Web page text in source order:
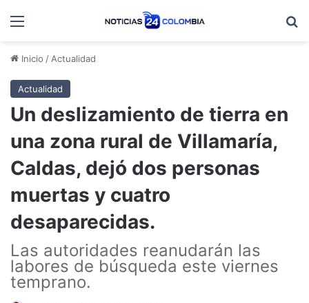
Menú
Inicio / Actualidad
Actualidad
Un deslizamiento de tierra en
una zona rural de Villamaría,
Caldas, dejó dos personas
muertas y cuatro
desaparecidas.
Las autoridades reanudarán las
labores de búsqueda este viernes
temprano.